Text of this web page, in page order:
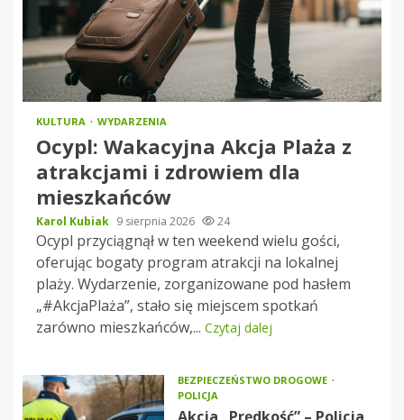
KULTURA WYDARZENIA
Ocypl: Wakacyjna Akcja Plaża z
atrakcjami i zdrowiem dla
mieszkańców
Karol Kubiak 9 sierpnia 2026 24
Ocypl przyciągnął w ten weekend wielu gości,
oferując bogaty program atrakcji na lokalnej
plaży. Wydarzenie, zorganizowane pod hasłem
„#AkcjaPlaża”, stało się miejscem spotkań
zarówno mieszkańców,... Czytaj dalej
BEZPIECZEŃSTWO DROGOWE
POLICJA